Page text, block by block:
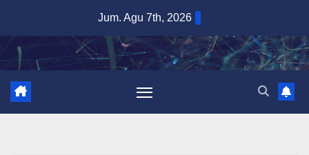
content
Jum. Agu 7th, 2026